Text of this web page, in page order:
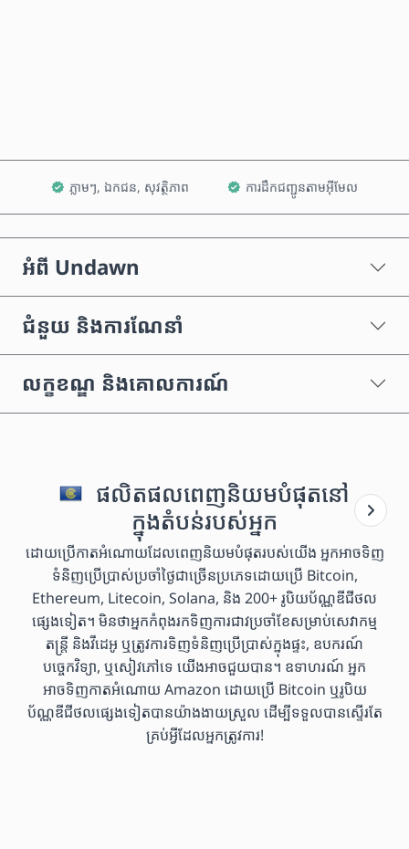
ភ្លាមៗ, ឯកជន, សុវត្ថិភាព ការដឹកជញ្ជូនតាមអ៊ីមែល
អំពី Undawn
ជំនួយ និងការណែនាំ
លក្ខខណ្ឌ និងគោលការណ៍
ផលិតផលពេញនិយមបំផុតនៅ
ក្នុងតំបន់របស់អ្នក
ដោយប្រើកាតអំណោយដែលពេញនិយមបំផុតរបស់យើង អ្នកអាចទិញ
ទំនិញប្រើប្រាស់ប្រចាំថ្ងៃជាច្រើនប្រភេទដោយប្រើ Bitcoin,
Ethereum, Litecoin, Solana, និង 200+ រូបិយប័ណ្ណឌីជីថល
ផ្សេងទៀត។ មិនថាអ្នកកំពុងរកទិញការជាវប្រចាំខែសម្រាប់សេវាកម្ម
តន្ត្រី និងវីដេអូ ឬត្រូវការទិញទំនិញប្រើប្រាស់ក្នុងផ្ទះ, ឧបករណ៍
បច្ចេកវិទ្យា, ឬសៀវភៅទេ យើងអាចជួយបាន។ ឧទាហរណ៍ អ្នក
អាចទិញកាតអំណោយ Amazon ដោយប្រើ Bitcoin ឬរូបិយ
ប័ណ្ណឌីជីថលផ្សេងទៀតបានយ៉ាងងាយស្រួល ដើម្បីទទួលបានស្ទើរតែ
គ្រប់អ្វីដែលអ្នកត្រូវការ!